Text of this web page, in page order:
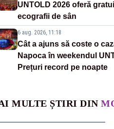
UNTOLD 2026 oferă
ecografii de sân
6 aug. 2026, 11:18
Cât a ajuns să coste o
Napoca în weekendul
Prețuri record pe noapte
MULTE ȘTIRI DIN